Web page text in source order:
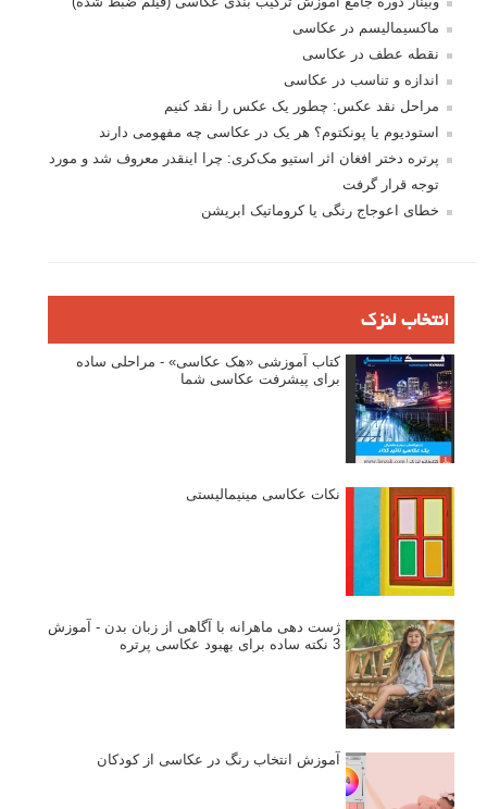
ماکسیمالیسم در عکاسی
نقطه عطف در عکاسی
اندازه و تناسب در عکاسی
مراحل نقد عکس: چطور یک عکس را نقد کنیم
استودیوم یا پونکتوم؟ هر یک در عکاسی چه مفهومی دارند
پرتره دختر افغان اثر استیو مک‌کری: چرا اینقدر معروف شد و مورد
توجه قرار گرفت
خطای اعوجاج رنگی یا کروماتیک ابریشن
انتخاب لنزک
کتاب آموزشی «هک عکاسی» - مراحلی ساده
برای پیشرفت عکاسی شما
نکات عکاسی مینیمالیستی
ژست دهی ماهرانه با آگاهی از زبان بدن - آموزش
3 نکته ساده برای بهبود عکاسی پرتره
آموزش انتخاب رنگ در عکاسی از کودکان